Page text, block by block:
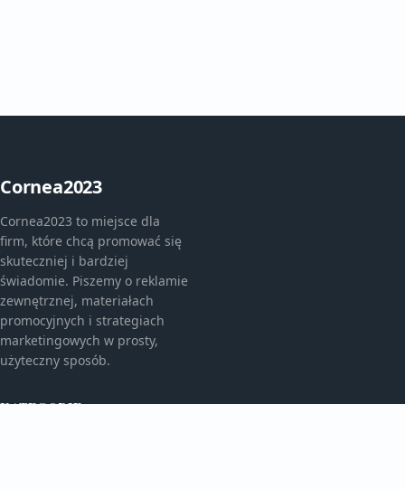
Cornea2023
Cornea2023 to miejsce dla
firm, które chcą promować się
skuteczniej i bardziej
świadomie. Piszemy o reklamie
zewnętrznej, materiałach
promocyjnych i strategiach
marketingowych w prosty,
użyteczny sposób.
KATEGORIE